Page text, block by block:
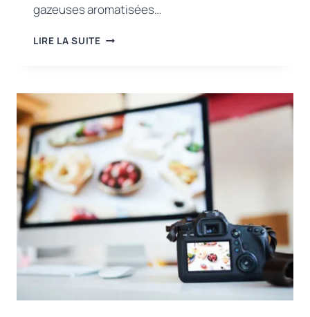
gazeuses aromatisées…
LIRE LA SUITEEN
DE
LA
KIZILAY
ONT
L’OBJET
D’UN
RAPPEL
RAISON
EXCESSIVE
EN
BORE